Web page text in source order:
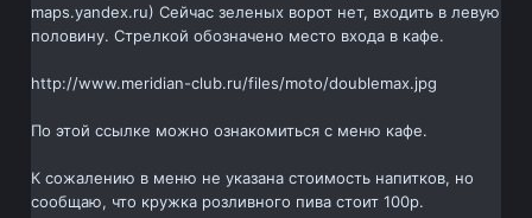
maps.yandex.ru) Сейчас зеленых ворот нет, входить в левую
половину. Стрелкой обозначено место входа в кафе.
http://www.meridian-club.ru/files/moto/doublemax.jpg
По этой ссылке можно ознакомиться с меню кафе.
К сожалению в меню не указана стоимость напитков, но
сообщаю, что кружка розливного пива стоит 100р.